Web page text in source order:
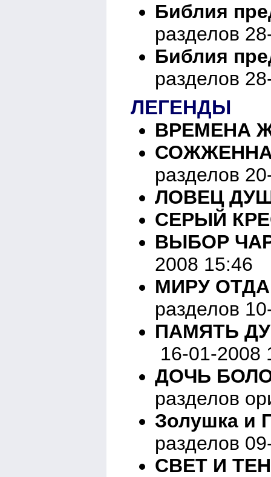
Библия
разделов
Библия
разделов
ЛЕГЕНДЫ
ВРЕМЕНА
разделов
ЛОВЕЦ
СЕРЫЙ
ВЫБОР
2008 15:46
МИРУ
разделов
ПАМЯТЬ
16-01-2008
ДОЧЬ
разделов
Золушка и
разделов
СВЕТ И